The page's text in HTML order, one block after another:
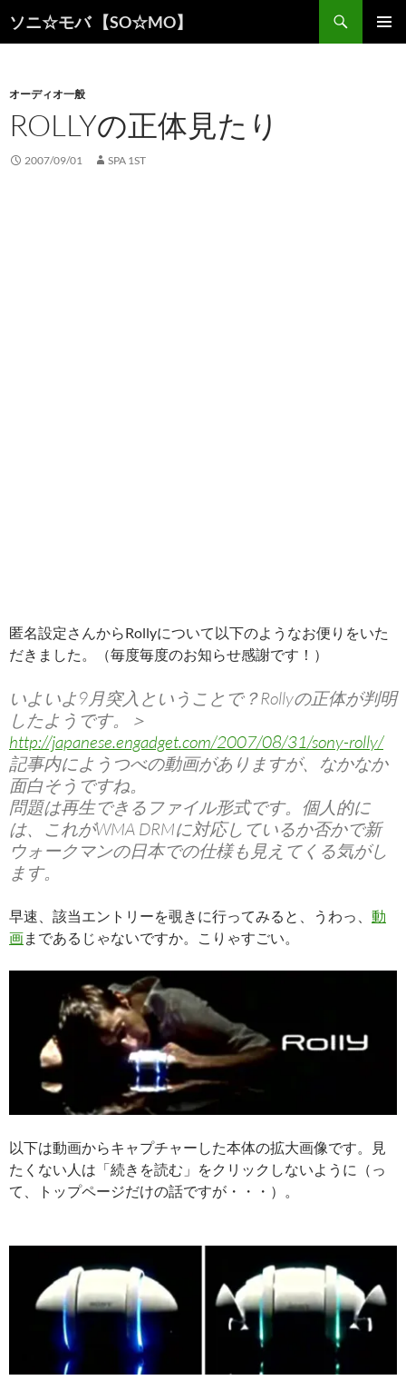
ソニ☆モバ 【SO☆MO】
索
ン
ツ
へ
キ
オーディオ一般
ROLLYの正体見たり
2007/09/01 SPA 1ST
匿名設定さんからRollyについて以下のようなお便りをいた
だきました。（毎度毎度のお知らせ感謝です！）
いよいよ9月突入ということで？Rollyの正体が判明
したようです。＞
http://japanese.engadget.com/2007/08/31/sony-rolly/
記事内にようつべの動画がありますが、なかなか
面白そうですね。
問題は再生できるファイル形式です。個人的に
は、これがWMA DRMに対応しているか否かで新
ウォークマンの日本での仕様も見えてくる気がし
ます。
早速、該当エントリーを覗きに行ってみると、うわっ、 動
画まであるじゃないですか。こりゃすごい。
以下は動画からキャプチャーした本体の拡大画像です。見
たくない人は「続きを読む」をクリックしないように（っ
て、トップページだけの話ですが・・・）。